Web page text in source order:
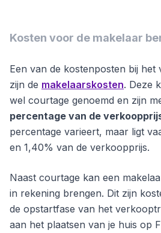
Kosten voor de makelaar
Een van de kostenposten bij het
zijn de makelaarskosten. Deze
wel courtage genoemd en zijn
percentage van de
percentage varieert, maar ligt
en 1,40% van de verkoopprijs.
Naast courtage kan een
in rekening brengen. Dit zijn
de opstartfase van het
aan het plaatsen van je huis op